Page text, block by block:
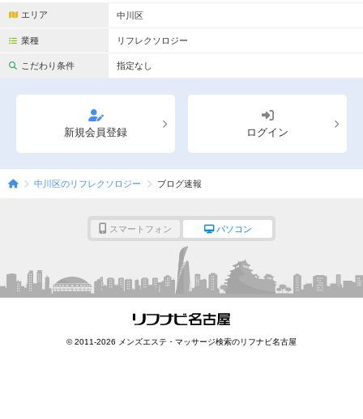
完全個室
ペアルームあり シャワー室完備
フットバスあり
専用駐車場あり 有資格者在籍
日本人スタッフのみ
Ｗセラピスト
こだわり条件を変更
エリア 中川区
業種 リフレクソロジー
こだわり条件 指定なし
新規会員登録 ログイン
中川区のリフレクソロジー ブログ速報
スマートフォン パソコン
© 2011-2026 メンズエステ・マッサージ検索のリフナビ名古屋